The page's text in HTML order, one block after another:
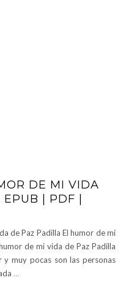
DE MI VIDA
| PDF |
de Paz Padilla El humor de mi
de mi vida de Paz Padilla
muy pocas son las personas
…